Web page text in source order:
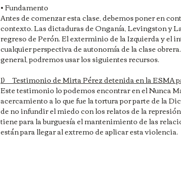
• Fundamento
Antes de comenzar esta clase, debemos poner en
contexto. Las dictaduras de Onganía, Levingston y
regreso de Perón. El exterminio de la Izquierda y el
cualquier perspectiva de autonomía de la clase
general, podremos usar los siguientes recursos.
1)     Testimonio de Mirta Pérez detenida en la
Este testimonio lo podemos encontrar en el Nunca
acercamiento a lo que fue la tortura por parte de la
de no infundir el miedo con los relatos de la
tiene para la burguesía el mantenimiento de las
están para llegar al extremo de aplicar esta violencia.